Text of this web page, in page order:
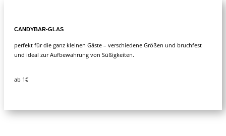
CANDYBAR-GLAS
perfekt für die ganz kleinen Gäste – verschiedene Größen und bruchfest
und ideal zur Aufbewahrung von Süßigkeiten.
ab 1€